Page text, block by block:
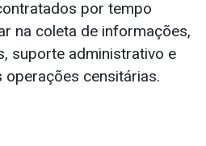
por tempo
na coleta de informações,
suporte administrativo e
censitárias.